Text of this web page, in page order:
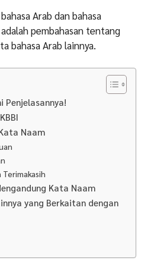
bahasa Arab dan bahasa
pembahasan tentang
bahasa Arab lainnya.
Penjelasannya!
Naam
Kata Naam
yang Berkaitan dengan